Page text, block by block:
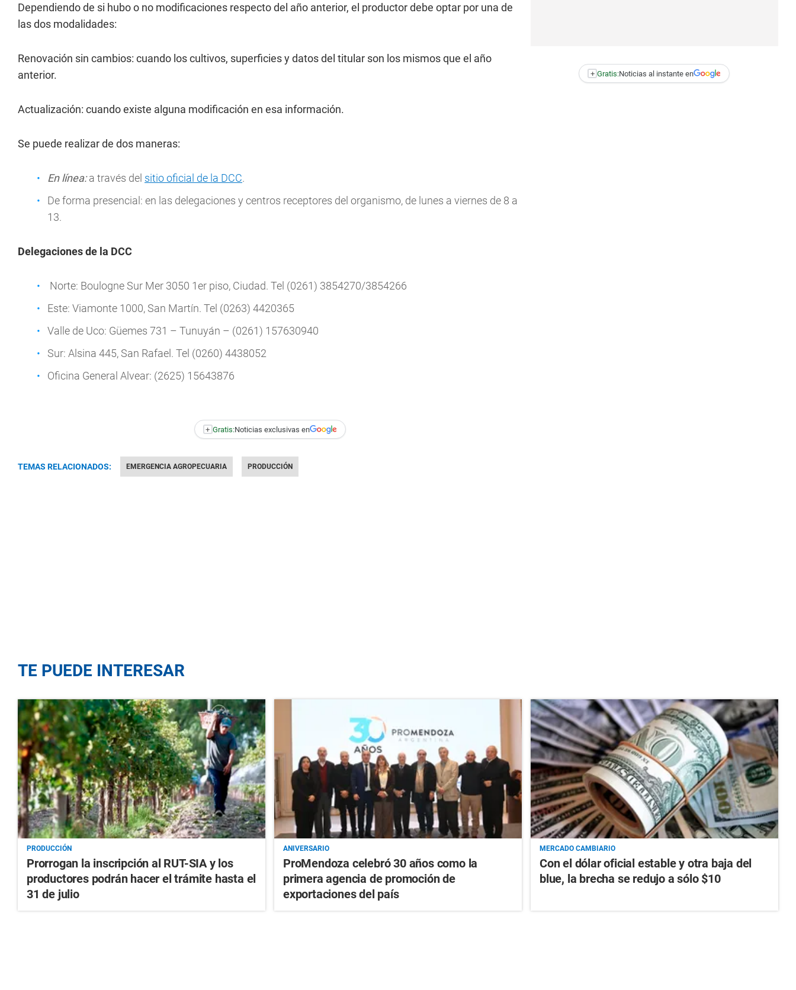
Dependiendo de si hubo o no modificaciones respecto del año anterior, el productor debe optar por una de
las dos modalidades:
Renovación sin cambios: cuando los cultivos, superficies y datos del titular son los mismos que el año
anterior.
Actualización: cuando existe alguna modificación en esa información.
Se puede realizar de dos maneras:
En línea:a través del sitio oficial de la DCC.
De forma presencial: en las delegaciones y centros receptores del organismo, de lunes a viernes de 8 a
13.
Delegaciones de la DCC
Norte: Boulogne Sur Mer 3050 1er piso, Ciudad. Tel (0261) 3854270/3854266
Este: Viamonte 1000, San Martín. Tel (0263) 4420365
Valle de Uco: Güemes 731 – Tunuyán – (0261) 157630940
Sur: Alsina 445, San Rafael. Tel (0260) 4438052
Oficina General Alvear: (2625) 15643876
+ Gratis:Noticias exclusivas en
TEMAS RELACIONADOS: EMERGENCIA AGROPECUARIA PRODUCCIÓN
+ Gratis:Noticias al instante en
TE PUEDE INTERESAR
PRODUCCIÓN
Prorrogan la inscripción al RUT-SIA y los
productores podrán hacer el trámite hasta el
31 de julio
ANIVERSARIO
ProMendoza celebró 30 años como la
primera agencia de promoción de
exportaciones del país
MERCADO CAMBIARIO
Con el dólar oficial estable y otra baja del
blue, la brecha se redujo a sólo $10